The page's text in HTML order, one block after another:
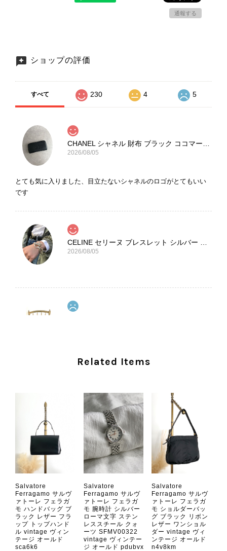
通報する
ショップの評価
すべて 230 4 5
2026/08/05
とても気に入りました、目立たないシャネルのロゴがとてもいい
です
2026/08/05
外装内装ともにAランクの商品を購入しました。 しかし、実際に
状態ではありません。 ヴィンテージ品であることは理解してお
り、多少の経年劣化は承知のうえで購入しています。 しかし、こ
のような状態であれば、商品説明や掲載写真で事前に明記してい
ただくべきだと思います。 実は以前こちらで購入した際にも、写
真には写っていない内側部分に目立つ汚れがありました。 そのと
きはたまたまだと思っていましたが、今回も掲載内容だけでは判
断できない状態の商品が届きとても残念です。 決して安い買い物
で購入することはないですが、同じような思いをする購入者が出
ないよう、商品の状態をより正確に記載し、見えない部分も含め
て写真や説明で分かるよう改善していただきたいです。
この度は、楽しみにお待ちいただいた
Related Items
Salvatore
Ferragamo サルヴ
ァトーレ フェラガ
モ ハンドバッグ ブ
ラック レザー フラ
ップ トップハンド
ル vintage ヴィン
テージ オールド
sca6k6
Salvatore
Ferragamo サルヴ
ァトーレ フェラガ
モ 腕時計 シルバー
ローマ文字 ステン
レススチール クォ
ーツ SFMV00322
vintage ヴィンテー
ジ オールド pdubvx
Salvatore
Ferragamo サルヴ
ァトーレ フェラガ
モ ショルダーバッ
グ ブラック リボン
レザー ワンショル
ダー vintage ヴィ
ンテージ オールド
n4v8km